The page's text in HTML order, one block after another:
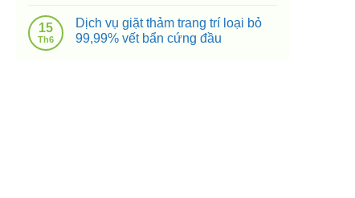
15
Th6
Dịch vụ giặt thảm trang trí loại bỏ
99,99% vết bẩn cứng đầu